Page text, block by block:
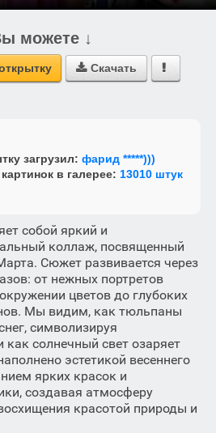
можете ↓
 Скачать 
загрузил: фарид *****)))
в галерее: 13010 штук
собой яркий и
коллаж, посвященный
Сюжет развивается через
от нежных портретов
цветов до глубоких
Мы видим, как тюльпаны
символизируя
солнечный свет озаряет
эстетикой весеннего
ярких красок и
создавая атмосферу
красотой природы и